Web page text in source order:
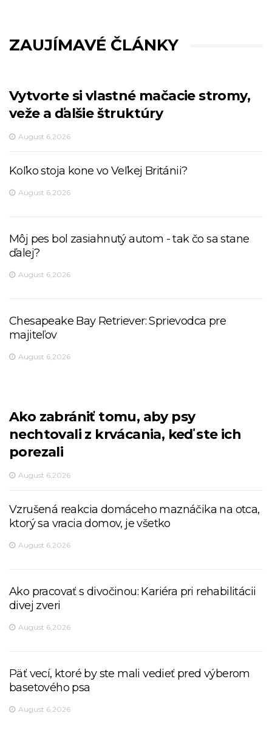
ZAUJÍMAVÉ ČLÁNKY
Vytvorte si vlastné mačacie stromy,
veže a ďalšie štruktúry
August 6,2026
Koľko stoja kone vo Veľkej Británii?
August 6,2026
Môj pes bol zasiahnutý autom - tak čo sa stane
ďalej?
August 6,2026
Chesapeake Bay Retriever: Sprievodca pre
majiteľov
August 6,2026
Ako zabrániť tomu, aby psy
nechtovali z krvácania, keď ste ich
porezali
August 6,2026
Vzrušená reakcia domáceho maznáčika na otca,
ktorý sa vracia domov, je všetko
August 6,2026
Ako pracovať s divočinou: Kariéra pri rehabilitácii
divej zveri
August 6,2026
Päť vecí, ktoré by ste mali vedieť pred výberom
basetového psa
August 6,2026